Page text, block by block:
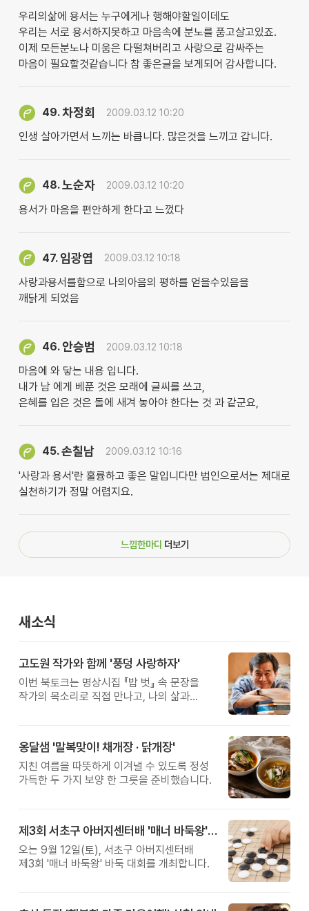
우리의삶에 용서는 누구에게나 행해야할일이데도
우리는 서로 용서하지못하고 마음속에 분노를 품고살고있죠.
이제 모든분노나 미움은 다떨쳐버리고 사랑으로 감싸주는
마음이 필요할것같습니다 참 좋은글을 보게되어 감사합니다.
49.차정회 2009.03.12 10:20
인생 살아가면서 느끼는 바큽니다. 많은것을 느끼고 갑니다.
48.노순자 2009.03.12 10:20
용서가 마음을 편안하게 한다고 느껐다
47. 임광엽 2009.03.12 10:18
사랑과용서를함으로 나의아음의 평하를 얻을수있음을
깨닭게 되었음
46.안승범 2009.03.12 10:18
마음에 와 닿는 내용 입니다.
내가 남 에게 베푼 것은 모래에 글씨를 쓰고,
은혜를 입은 것은 돌에 새겨 놓아야 한다는 것 과 같군요,
45.손칠남 2009.03.12 10:16
'사랑과 용서'란 훌륭하고 좋은 말입니다만 범인으로서는 제대로
실천하기가 정말 어렵지요.
느낌한마디 더보기
새소식
고도원 작가와 함께 '풍덩 사랑하자'
이번 북토크는 명상시집 『밥 벗』 속 문장을
작가의 목소리로 직접 만나고, 나의 삶과
옹달샘 '말복맞이! 채개장 · 닭개장'
지친 여름을 따뜻하게 이겨낼 수 있도록 정성
가득한 두 가지 보양 한 그릇을 준비했습니다.
제3회 서초구 아버지센터배 '매너 바둑왕' 대회
오는 9월 12일(토), 서초구 아버지센터배
제3회 '매너 바둑왕' 바둑 대회를 개최합니다.